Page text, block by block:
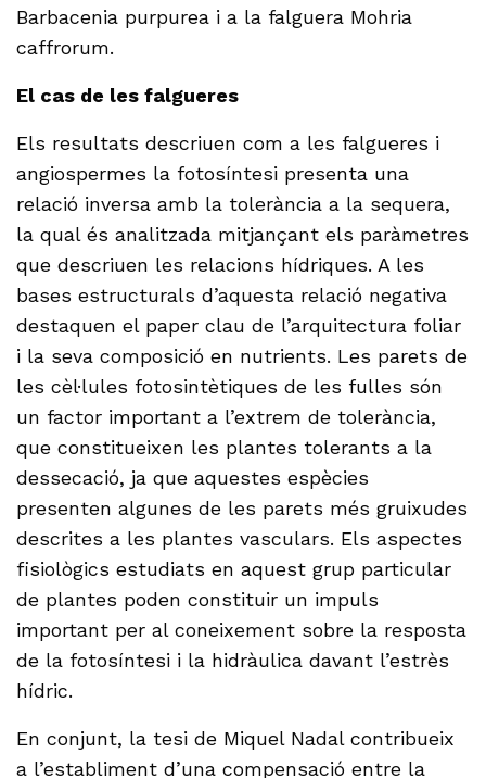
Barbacenia purpurea i a la falguera Mohria
caffrorum.
El cas de les falgueres
Els resultats descriuen com a les falgueres i
angiospermes la fotosíntesi presenta una
relació inversa amb la tolerància a la sequera,
la qual és analitzada mitjançant els paràmetres
que descriuen les relacions hídriques. A les
bases estructurals d’aquesta relació negativa
destaquen el paper clau de l’arquitectura foliar
i la seva composició en nutrients. Les parets de
les cèl·lules fotosintètiques de les fulles són
un factor important a l’extrem de tolerància,
que constitueixen les plantes tolerants a la
dessecació, ja que aquestes espècies
presenten algunes de les parets més gruixudes
descrites a les plantes vasculars. Els aspectes
fisiològics estudiats en aquest grup particular
de plantes poden constituir un impuls
important per al coneixement sobre la resposta
de la fotosíntesi i la hidràulica davant l’estrès
hídric.
En conjunt, la tesi de Miquel Nadal contribueix
a l’establiment d’una compensació entre la